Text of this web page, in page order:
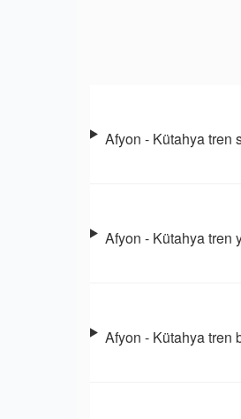
Afyon - Kütahya tren
Afyon - Kütahya tren
Afyon - Kütahya tren